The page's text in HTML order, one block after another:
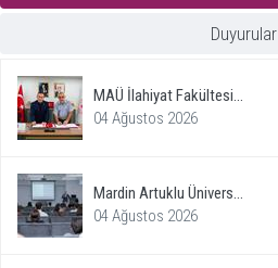
Duyurular
MAÜ İlahiyat Fakültesi...
04 Ağustos 2026
Mardin Artuklu Ünivers...
04 Ağustos 2026